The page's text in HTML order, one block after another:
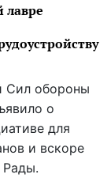
лавре
Сил обороны
о
для
и вскоре
Рады.